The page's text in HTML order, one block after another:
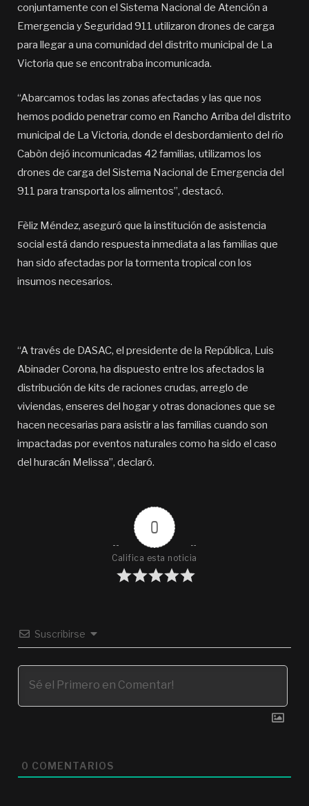
conjuntamente con el Sistema Nacional de Atención a
Emergencia y Seguridad 911 utilizaron drones de carga
para llegar a una comunidad del distrito municipal de La
Victoria que se encontraba incomunicada.
“Abarcamos todas las zonas afectadas y las que nos
hemos podido penetrar como en Rancho Arriba del distrito
municipal de La Victoria, donde el desbordamiento del río
Cabòn dejó incomunicadas 42 familias, utilizamos los
drones de carga del Sistema Nacional de Emergencia del
911 para transporta los alimentos”, destacó.
Fèliz Méndez, aseguró que la institución de asistencia
social está dando respuesta inmediata a las familias que
han sido afectadas por la tormenta tropical con los
insumos necesarios.
“A través de DASAC, el presidente de la República, Luis
Abinader Corona, ha dispuesto entre los afectados la
distribución de kits de raciones crudas, arreglo de
viviendas, enseres del hogar y otras donaciones que se
hacen necesarias para asistir a las familias cuando son
impactadas por eventos naturales como ha sido el caso
del huracán Melissa”, declaró.
0
Califica esta noticia
Suscribirse
0 COMENTARIOS